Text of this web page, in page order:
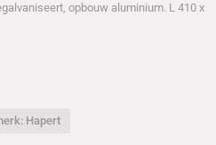
opbouw aluminium. L 410 x
Hapert